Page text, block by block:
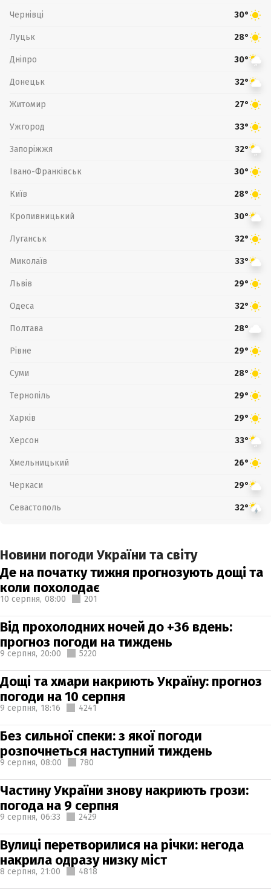
Чернівці 30°
Луцьк 28°
Дніпро 30°
Донецьк 32°
Житомир 27°
Ужгород 33°
Запоріжжя 32°
Івано-Франківськ 30°
Київ 28°
Кропивницький 30°
Луганськ 32°
Миколаїв 33°
Львів 29°
Одеса 32°
Полтава 28°
Рівне 29°
Суми 28°
Тернопіль 29°
Харків 29°
Херсон 33°
Хмельницький 26°
Черкаси 29°
Севастополь 32°
Новини погоди України та світу
Де на початку тижня прогнозують дощі та
коли похолодає
10 серпня, 08:00 201
Від прохолодних ночей до +36 вдень:
прогноз погоди на тиждень
9 серпня, 20:00 5220
Дощі та хмари накриють Україну: прогноз
погоди на 10 серпня
9 серпня, 18:16 4241
Без сильної спеки: з якої погоди
розпочнеться наступний тиждень
9 серпня, 08:00 780
Частину України знову накриють грози:
погода на 9 серпня
9 серпня, 06:33 2429
Вулиці перетворилися на річки: негода
накрила одразу низку міст
8 серпня, 21:00 4818